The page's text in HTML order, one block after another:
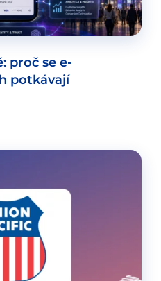
proč se e-
potkávají